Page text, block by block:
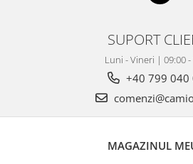
SUPORT
Luni - Vineri | 09:00 -
+40 799 040
MAGAZINUL